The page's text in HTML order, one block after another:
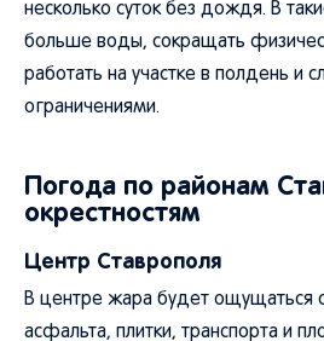
несколько суток без дождя. В
больше воды, сокращать
работать на участке в полдень и
ограничениями.
Погода по районам
окрестностям
Центр Ставрополя
В центре жара будет ощущаться
асфальта, плитки, транспорта и